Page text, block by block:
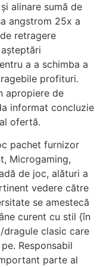
alinare sumă de
angstrom 25x a
retragere
a a schimba a
profituri.
apropiere de
informat concluzie
ofertă.
pachet furnizor
Microgaming,
de joc, alături a
vedere către
se amestecă
curent cu stil {în
clasic care
Responsabil
parte al